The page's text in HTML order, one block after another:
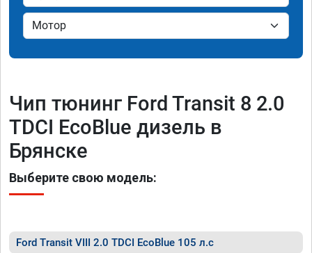
Чип тюнинг Ford Transit 8 2.0
TDCI EcoBlue дизель в
Брянске
Выберите свою модель:
Ford Transit VIII 2.0 TDCI EcoBlue 105 л.с